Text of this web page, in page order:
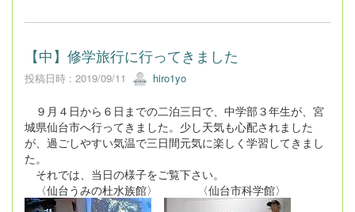
【中】修学旅行に行ってきました
投稿日時 : 2019/09/11 hiro1yo
９月４日から６日までの二泊三日で、中学部３年生が、宮
城県仙台市へ行ってきました。少し天気も心配されました
が、過ごしやすい気温で三日間元気に楽しく学習してきまし
た。
それでは、当日の様子をご覧下さい。
〈仙台うみの杜水族館〉 〈仙台市科学館〉